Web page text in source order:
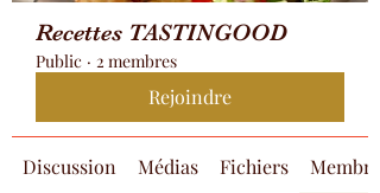
Recettes TASTINGOOD
Public · 2 membres
Rejoindre
Discussion Médias Fichiers Membres